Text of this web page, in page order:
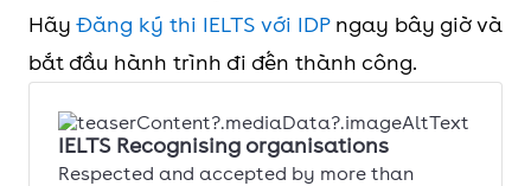
HãyĐăng ký thi IELTS với IDPngay bây giờ và
bắt đầu hành trình đi đến thành công.
IELTS Recognising organisations
Respected and accepted by more than